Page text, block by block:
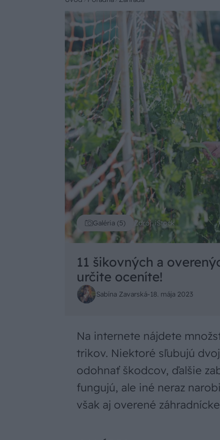
Galéria (5) Zdroj: iStock
11 šikovných a
určite oceníte!
Sabína Zavarská-18. mája 2023
Na internete nájdete
trikov. Niektoré sľubujú
odohnať škodcov, ďalšie
fungujú, ale iné neraz
však aj overené